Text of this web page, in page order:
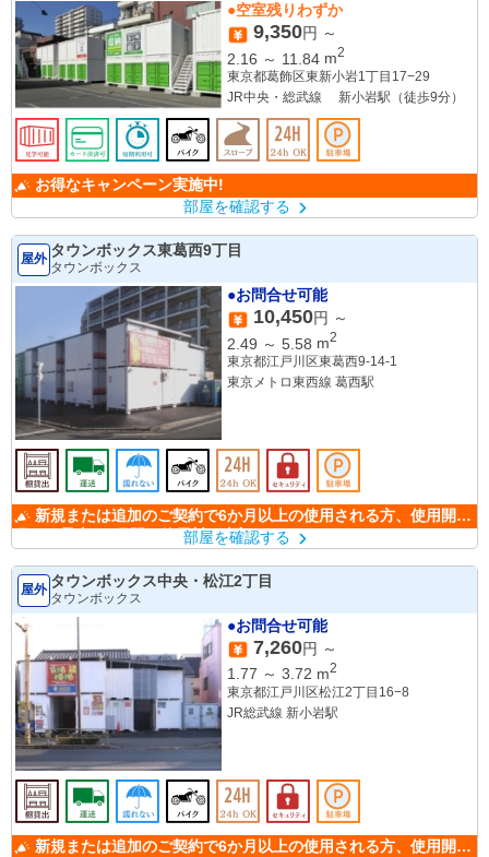
●空室残りわずか
9,350円 ～
2.16 ～ 11.84 m2
東京都葛飾区東新小岩1丁目17−29
JR中央・総武線 新小岩駅（徒歩9分）
お得なキャンペーン実施中!
部屋を確認する
屋外 タウンボックス東葛西9丁目
タウンボックス
●お問合せ可能
10,450円 ～
2.49 ～ 5.58 m2
東京都江戸川区東葛西9-14-1
東京メトロ東西線 葛西駅
月から最大6か月間の使用料が半額になります。
部屋を確認する
屋外 タウンボックス中央・松江2丁目
タウンボックス
●お問合せ可能
7,260円 ～
1.77 ～ 3.72 m2
東京都江戸川区松江2丁目16−8
JR総武線 新小岩駅